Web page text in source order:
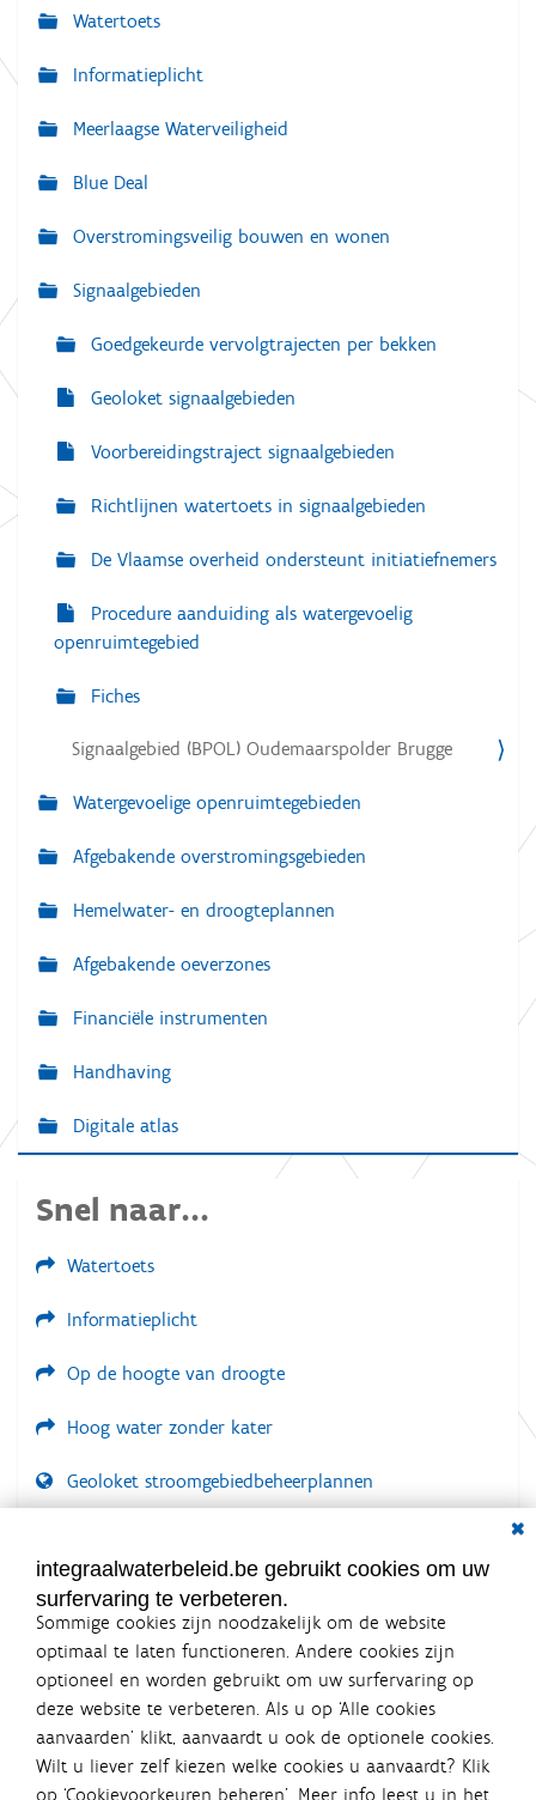
N
a
i
g
t
Watertoets
Informatieplicht
Meerlaagse Waterveiligheid
Blue Deal
Overstromingsveilig bouwen en wonen
Signaalgebieden
Goedgekeurde vervolgtrajecten per bekken
Geoloket signaalgebieden
Voorbereidingstraject signaalgebieden
Richtlijnen watertoets in signaalgebieden
De Vlaamse overheid ondersteunt initiatiefnemers
Procedure aanduiding als watergevoelig
openruimtegebied
Fiches
Signaalgebied (BPOL) Oudemaarspolder Brugge
Watergevoelige openruimtegebieden
Afgebakende overstromingsgebieden
Hemelwater- en droogteplannen
Afgebakende oeverzones
Financiële instrumenten
Handhaving
Digitale atlas
Snel naar...
Watertoets
Informatieplicht
Op de hoogte van droogte
Hoog water zonder kater
Geoloket stroomgebiedbeheerplannen
LOGIN VEREIST
integraalwaterbeleid.be gebruikt cookies om uw
surfervaring te verbeteren.
Sommige cookies zijn noodzakelijk om de website
optimaal te laten functioneren. Andere cookies zijn
optioneel en worden gebruikt om uw surfervaring op
deze website te verbeteren. Als u op ‘Alle cookies
aanvaarden’ klikt, aanvaardt u ook de optionele cookies.
Wilt u liever zelf kiezen welke cookies u aanvaardt? Klik
op ‘Cookievoorkeuren beheren’. Meer info leest u in het
Integraalwaterbeleid.be is een
officiële website van de Vlaamse
overheid
uitgegeven door Coördinatiecommissie Integraal
Waterbeleid